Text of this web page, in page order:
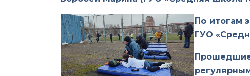
По итогам
ГУО